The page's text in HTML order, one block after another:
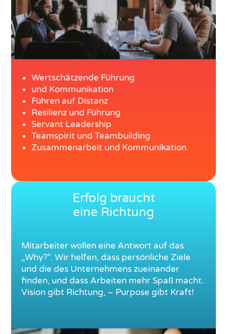
Wertschätzende Führung
und Kommunikation
Führen auf Distanz
Resilienz und Führung
Servant Leadership
Teamspirit und Teambuilding
Zusammenarbeit und Kommunikation
Erfolg braucht
eine Richtung
Mitarbeiter wollen eine Antwort auf das
„Why?“. Wir helfen, dass persönliche Ziele
und die des Unternehmens zueinander
finden, und dass Arbeiten mehr Spaß macht.
Vision gibt Richtung, – Purpose gibt Kraft!